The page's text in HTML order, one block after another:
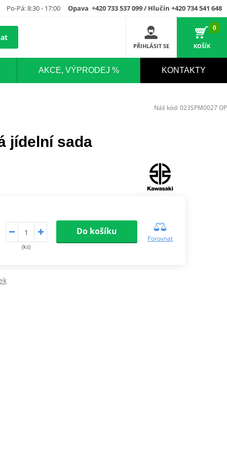
Po-Pá: 8:30 - 17:00 Opava +420 733 537 099 / Hlučín +420 734 541 648
PŘIHLÁSIT SE
0
KOŠÍK
AKCE, VÝPRODEJ % KONTAKTY
jídelní sada
(ks)
Do košíku
Porovnat
Náš kód: 023SPM0027 OP